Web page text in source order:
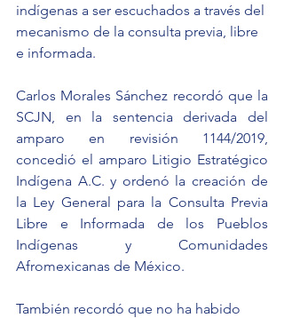
indígenas a ser escuchados a través del
mecanismo de la consulta previa, libre
e informada.
Carlos Morales Sánchez recordó que la
SCJN, en la sentencia derivada del
amparo en revisión 1144/2019,
concedió el amparo Litigio Estratégico
Indígena A.C. y ordenó la creación de
la Ley General para la Consulta Previa
Libre e Informada de los Pueblos
Indígenas y Comunidades
Afromexicanas de México.
También recordó que no ha habido